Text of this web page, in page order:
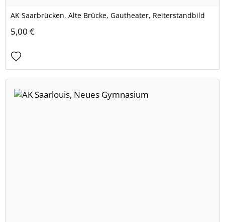
AK Saarbrücken, Alte Brücke, Gautheater, Reiterstandbild
5,00 €